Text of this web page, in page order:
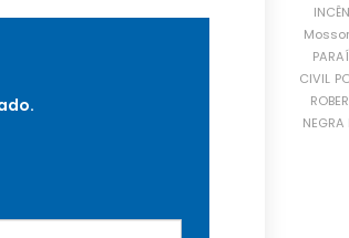
CIVIL
NEGRA